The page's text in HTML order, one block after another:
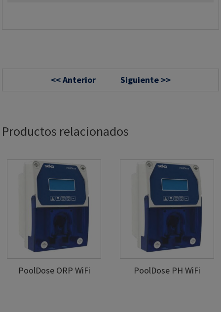
<< Anterior Siguiente >>
Productos relacionados
PoolDose ORP WiFi PoolDose PH WiFi